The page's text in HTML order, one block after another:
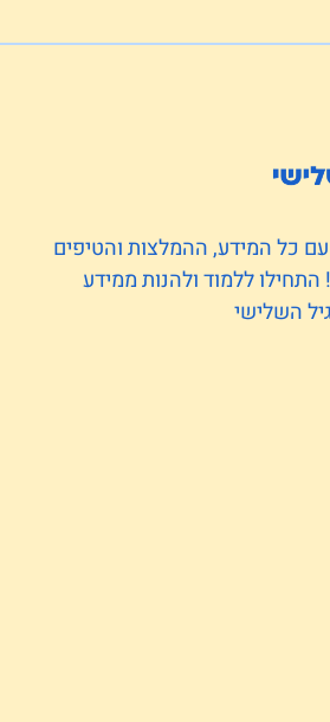
עם כל המידע, ההמלצות והטיפים
ללמוד ולהנות ממידע
השלישי